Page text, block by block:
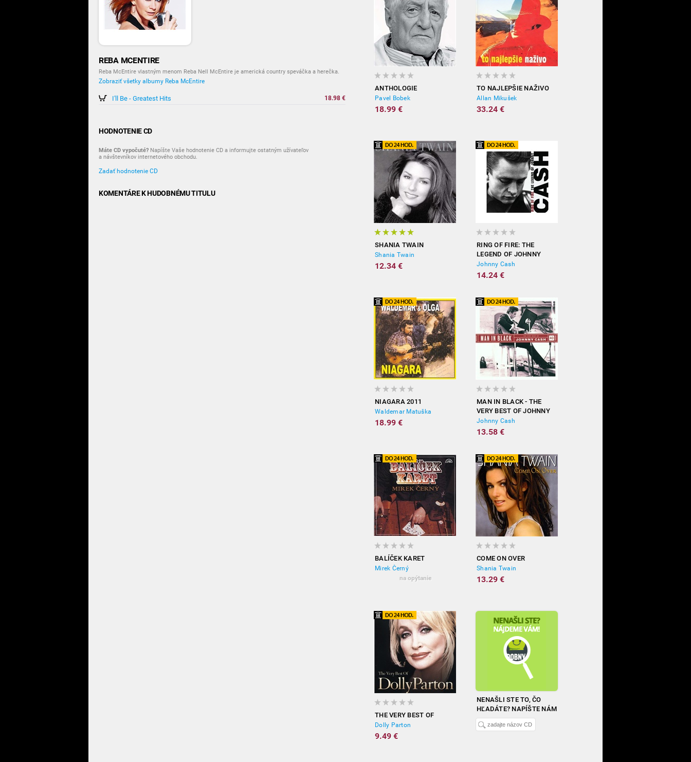
REBA MCENTIRE
Reba McEntire vlastným menom Reba Nell McEntire je americká country speváčka a herečka.
Zobraziť všetky albumy Reba McEntire
I'll Be - Greatest Hits 18.98 €
HODNOTENIE CD
Máte CD vypočuté? Napíšte Vaše hodnotenie CD a informujte ostatným užívateľov
a návštevníkov internetového obchodu.
Zadať hodnotenie CD
KOMENTÁRE K HUDOBNÉMU TITULU
ANTHOLOGIE
Pavel Bobek
18.99 €
TO NAJLEPŠIE NAŽIVO
Allan Mikušek
33.24 €
SHANIA TWAIN
Shania Twain
12.34 €
RING OF FIRE: THE
LEGEND OF JOHNNY
CASH
Johnny Cash
14.24 €
NIAGARA 2011
Waldemar Matuška
18.99 €
MAN IN BLACK - THE
VERY BEST OF JOHNNY
CASH
Johnny Cash
13.58 €
BALÍČEK KARET
Mirek Černý
na opýtanie
COME ON OVER
Shania Twain
13.29 €
THE VERY BEST OF
Dolly Parton
9.49 €
NENAŠLI STE TO, ČO
HĽADÁTE? NAPÍŠTE NÁM